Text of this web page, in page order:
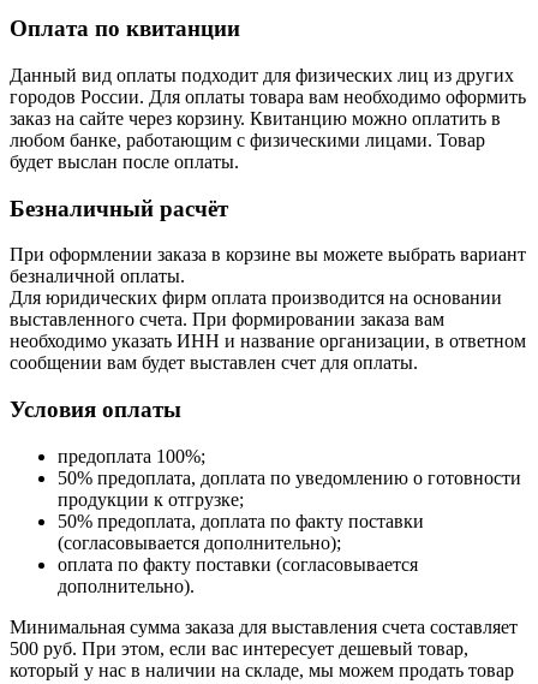
Оплата по квитанции
Данный вид оплаты подходит для физических лиц из других
городов России. Для оплаты товара вам необходимо оформить
заказ на сайте через корзину. Квитанцию можно оплатить в
любом банке, работающим с физическими лицами. Товар
будет выслан после оплаты.
Безналичный расчёт
При оформлении заказа в корзине вы можете выбрать вариант
безналичной оплаты.
Для юридических фирм оплата производится на основании
выставленного счета. При формировании заказа вам
необходимо указать ИНН и название организации, в ответном
сообщении вам будет выставлен счет для оплаты.
Условия оплаты
предоплата 100%;
50% предоплата, доплата по уведомлению о готовности
продукции к отгрузке;
50% предоплата, доплата по факту поставки
(согласовывается дополнительно);
оплата по факту поставки (согласовывается
дополнительно).
Минимальная сумма заказа для выставления счета составляет
500 руб. При этом, если вас интересует дешевый товар,
который у нас в наличии на складе, мы можем продать товар